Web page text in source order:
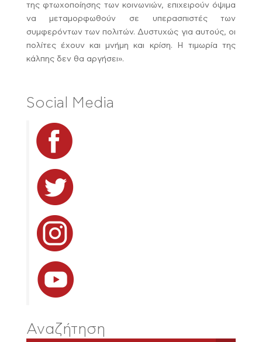
της φτωχοποίησης των κοινωνιών, επιχειρούν όψιμα
να μεταμορφωθούν σε υπερασπιστές των
συμφερόντων των πολιτών. Δυστυχώς για αυτούς, οι
πολίτες έχουν και μνήμη και κρίση. Η τιμωρία της
κάλπης δεν θα αργήσει».
Social Media
Αναζήτηση